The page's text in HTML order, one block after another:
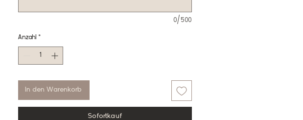
0/500
Anzahl *
In den Warenkorb
Sofortkauf